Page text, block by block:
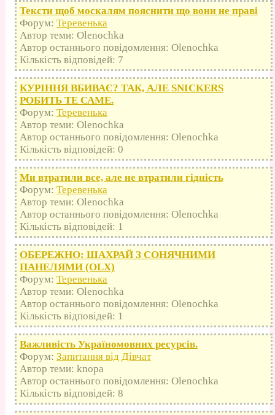
Тексти щоб москалям пояснити що вони не праві
Форум: Теревенька
Автор теми: Olenochka
Автор останнього повідомлення: Olenochka
Кількість відповідей: 7
КУРІННЯ ВБИВАЄ? ТАК, АЛЕ SNICKERS
РОБИТЬ ТЕ САМЕ.
Форум: Теревенька
Автор теми: Olenochka
Автор останнього повідомлення: Olenochka
Кількість відповідей: 0
Ми втратили все, але не втратили гідність
Форум: Теревенька
Автор теми: Olenochka
Автор останнього повідомлення: Olenochka
Кількість відповідей: 1
ОБЕРЕЖНО: ШАХРАЙ З СОНЯЧНИМИ
ПАНЕЛЯМИ (OLX)
Форум: Теревенька
Автор теми: Olenochka
Автор останнього повідомлення: Olenochka
Кількість відповідей: 1
Важливість Україномовних ресурсів.
Форум: Запитання від Дівчат
Автор теми: knopa
Автор останнього повідомлення: Olenochka
Кількість відповідей: 8